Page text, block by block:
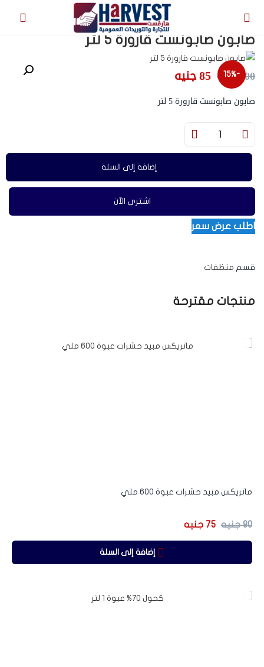
صابون صابونست قارورة 5 لتر
-15%100جنيه 85جنيه
صابون صابونست قارورة 5 لتر
إضافة إلى السلة
اشتري الآن
اطلب عرض سعر
قسم منظفات
منتجات مقترحة
ماتريكس مبيد حشرات عبوة 600 ملي
80 جنيه 75 جنيه
إضافة إلى السلة